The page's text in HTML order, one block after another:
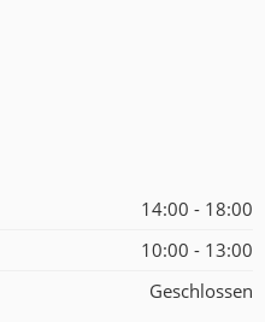
14:00 - 18:00
10:00 - 13:00
Geschlossen